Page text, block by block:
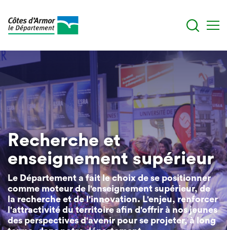
Aller
au
principal
Recherche et
enseignement supérieur
Le Département a fait le choix de se positionner
comme moteur de l'enseignement supérieur, de
la recherche et de l'innovation. L'enjeu, renforcer
l'attractivité du territoire afin d'offrir à nos jeunes
des perspectives d'avenir pour se projeter, à long